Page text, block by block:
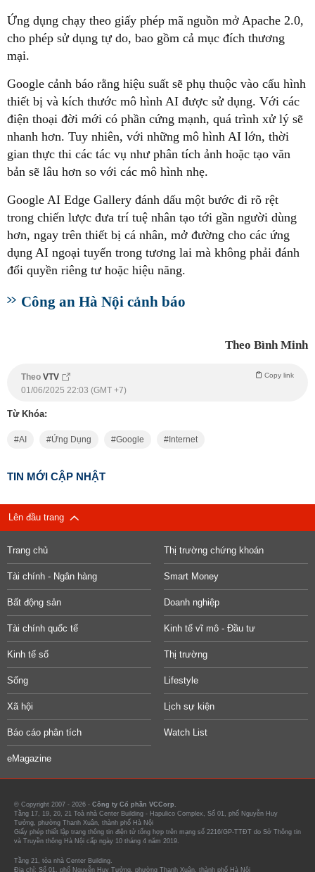
Ứng dụng chạy theo giấy phép mã nguồn mở Apache 2.0,
cho phép sử dụng tự do, bao gồm cả mục đích thương
mại.
Google cảnh báo rằng hiệu suất sẽ phụ thuộc vào cấu hình
thiết bị và kích thước mô hình AI được sử dụng. Với các
điện thoại đời mới có phần cứng mạnh, quá trình xử lý sẽ
nhanh hơn. Tuy nhiên, với những mô hình AI lớn, thời
gian thực thi các tác vụ như phân tích ảnh hoặc tạo văn
bản sẽ lâu hơn so với các mô hình nhẹ.
Google AI Edge Gallery đánh dấu một bước đi rõ rệt
trong chiến lược đưa trí tuệ nhân tạo tới gần người dùng
hơn, ngay trên thiết bị cá nhân, mở đường cho các ứng
dụng AI ngoại tuyến trong tương lai mà không phải đánh
đổi quyền riêng tư hoặc hiệu năng.
Công an Hà Nội cảnh báo
Theo Bình Minh
Theo VTV Copy link
01/06/2025 22:03 (GMT +7)
Từ Khóa:
AI Ứng Dụng Google Internet
TIN MỚI CẬP NHẬT
Lên đầu trang
Trang chủ Thị trường chứng khoán
Tài chính - Ngân hàng Smart Money
Bất động sản Doanh nghiệp
Tài chính quốc tế Kinh tế vĩ mô - Đầu tư
Kinh tế số Thị trường
Sống Lifestyle
Xã hội Lịch sự kiện
Báo cáo phân tích Watch List
eMagazine
© Copyright 2007 - 2026 - Công ty Cổ phần VCCorp.
Tầng 17, 19, 20, 21 Toà nhà Center Building - Hapulico Complex, Số 01, phố Nguyễn Huy
Tưởng, phường Thanh Xuân, thành phố Hà Nội
Giấy phép thiết lập trang thông tin điện tử tổng hợp trên mạng số 2216/GP-TTĐT do Sở Thông tin
và Truyền thông Hà Nội cấp ngày 10 tháng 4 năm 2019.
Tầng 21, tòa nhà Center Building.
Địa chỉ: Số 01, phố Nguyễn Huy Tưởng, phường Thanh Xuân, thành phố Hà Nội